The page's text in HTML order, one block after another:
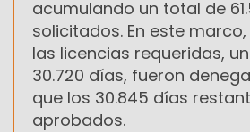
acumulando un total de
solicitados. En este
las licencias requeridas,
30.720 días, fueron
que los 30.845 días
aprobados.